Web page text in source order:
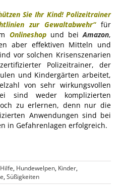
Sie Ihr Kind! Polizeitrainer
zur Gewaltabwehr“ für
Onlineshopund beiAmazon,
aber effektiven Mitteln und
vor solchen Krisenszenarien
Polizeitrainer, der
und Kindergärten arbeitet,
von sehr wirkungsvollen
sind weder komplizierten
zu erlernen, denn nur die
Anwendungen sind bei
in Gefahrenlagen erfolgreich.
Hilfe, Hundewelpen, Kinder,
,Süßigkeiten